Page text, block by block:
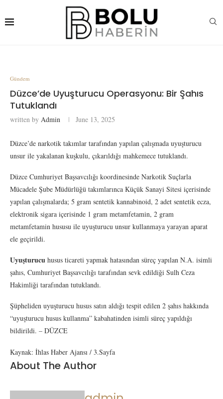
Gündem
Düzce’de Uyuşturucu Operasyonu: Bir Şahıs
Tutuklandı
written by Admin June 13, 2025
Düzce’de narkotik takımlar tarafından yapılan çalışmada uyuşturucu
unsur ile yakalanan kuşkulu, çıkarıldığı mahkemece tutuklandı.
Düzce Cumhuriyet Başsavcılığı koordinesinde Narkotik Suçlarla
Mücadele Şube Müdürlüğü takımlarınca Küçük Sanayi Sitesi içerisinde
yapılan çalışmalarda; 5 gram sentetik kannabinoid, 2 adet sentetik ecza,
elektronik sigara içerisinde 1 gram metamfetamin, 2 gram
metamfetamin hususu ile uyuşturucu unsur kullanmaya yarayan aparat
ele geçirildi.
Uyuşturucu husus ticareti yapmak hatasından süreç yapılan N.A. isimli
şahıs, Cumhuriyet Başsavcılığı tarafından sevk edildiği Sulh Ceza
Hakimliği tarafından tutuklandı.
Şüpheliden uyuşturucu husus satın aldığı tespit edilen 2 şahıs hakkında
“uyuşturucu husus kullanma” kabahatinden isimli süreç yapıldığı
bildirildi. – DÜZCE
Kaynak: İhlas Haber Ajansı / 3.Sayfa
About The Author